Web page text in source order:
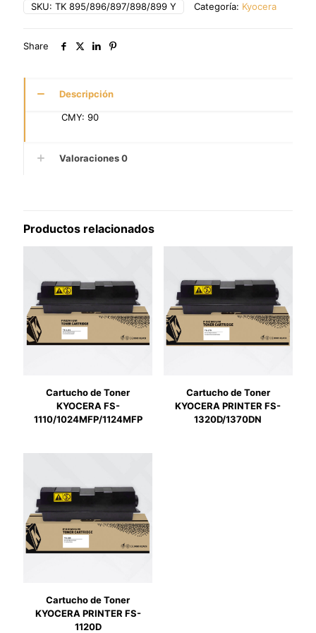
SKU: TK 895/896/897/898/899 Y Categoría: Kyocera
Share
Descripción
CMY: 90
Valoraciones0
Productos relacionados
Cartucho de Toner
KYOCERA FS-
1110/1024MFP/1124MFP
Cartucho de Toner
KYOCERA PRINTER FS-
1320D/1370DN
Cartucho de Toner
KYOCERA PRINTER FS-
1120D